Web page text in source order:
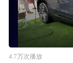
4.7万次播放